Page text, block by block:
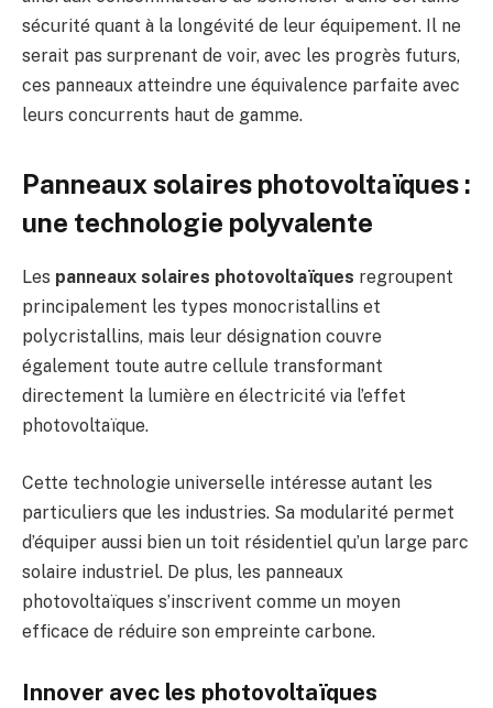
sécurité quant à la longévité de leur équipement. Il ne
serait pas surprenant de voir, avec les progrès futurs,
ces panneaux atteindre une équivalence parfaite avec
leurs concurrents haut de gamme.
Panneaux solaires photovoltaïques :
une technologie polyvalente
Les panneaux solaires photovoltaïques regroupent
principalement les types monocristallins et
polycristallins, mais leur désignation couvre
également toute autre cellule transformant
directement la lumière en électricité via l’effet
photovoltaïque.
Cette technologie universelle intéresse autant les
particuliers que les industries. Sa modularité permet
d’équiper aussi bien un toit résidentiel qu’un large parc
solaire industriel. De plus, les panneaux
photovoltaïques s’inscrivent comme un moyen
efficace de réduire son empreinte carbone.
Innover avec les photovoltaïques